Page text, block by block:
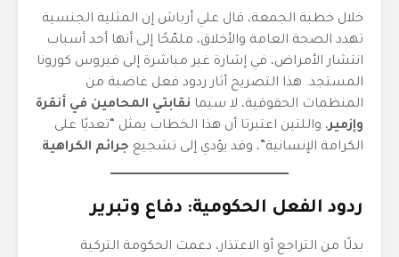
خلال خطبة الجمعة، قال علي أرباش إن المثلية الجنسية
تهدد الصحة العامة والأخلاق، ملمّحًا إلى أنها أحد أسباب
انتشار الأمراض، في إشارة غير مباشرة إلى فيروس كورونا
المستجد. هذا التصريح أثار ردود فعل غاضبة من
المنظمات الحقوقية، لا سيما نقابتي المحامين في أنقرة
وإزمير، واللتين اعتبرتا أن هذا الخطاب يمثل “تعديًا على
الكرامة الإنسانية”، وقد يؤدي إلى تشجيع جرائم الكراهية.
ردود الفعل الحكومية: دفاع وتبرير
بدلًا من التراجع أو الاعتذار، دعمت الحكومة التركية